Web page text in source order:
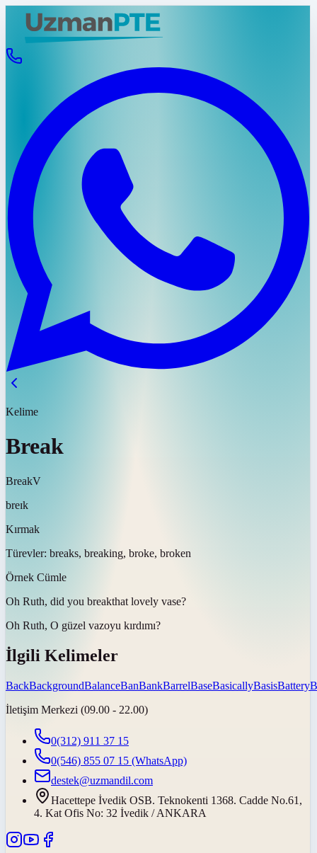
Kelime
Break
BreakV
breɪk
Kırmak
Türevler: breaks, breaking, broke, broken
Örnek Cümle
Oh Ruth, did you breakthat lovely vase?
Oh Ruth, O güzel vazoyu kırdımı?
İlgili Kelimeler
BackBackgroundBalanceBanBankBarrelBaseBasicallyBasisBattery
İletişim Merkezi (09.00 - 22.00)
0(312) 911 37 15
0(546) 855 07 15 (WhatsApp)
destek@uzmandil.com
Hacettepe İvedik OSB. Teknokenti 1368. Cadde No.61,
4. Kat Ofis No: 32 İvedik / ANKARA